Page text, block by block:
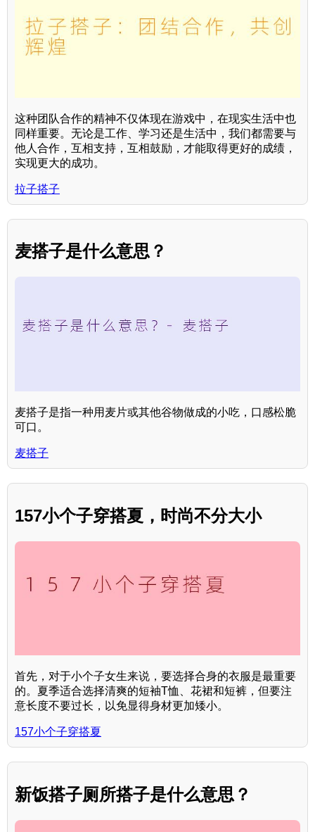
这种团队合作的精神不仅体现在游戏中，在现实生活中也
同样重要。无论是工作、学习还是生活中，我们都需要与
他人合作，互相支持，互相鼓励，才能取得更好的成绩，
实现更大的成功。
拉子搭子
麦搭子是什么意思？
麦搭子是指一种用麦片或其他谷物做成的小吃，口感松脆
可口。
麦搭子
157小个子穿搭夏，时尚不分大小
首先，对于小个子女生来说，要选择合身的衣服是最重要
的。夏季适合选择清爽的短袖T恤、花裙和短裤，但要注
意长度不要过长，以免显得身材更加矮小。
157小个子穿搭夏
新饭搭子厕所搭子是什么意思？